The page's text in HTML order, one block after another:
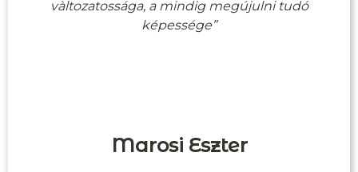
vàltozatossága, a mindig megújulni tudó
képessége”
Marosi Eszter